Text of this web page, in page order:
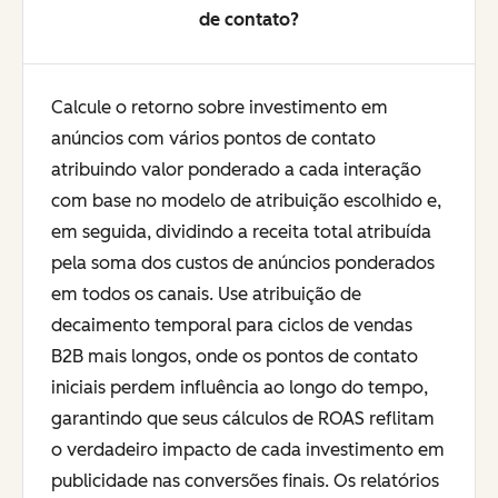
de contato?
Calcule o retorno sobre investimento em
anúncios com vários pontos de contato
atribuindo valor ponderado a cada interação
com base no modelo de atribuição escolhido e,
em seguida, dividindo a receita total atribuída
pela soma dos custos de anúncios ponderados
em todos os canais. Use atribuição de
decaimento temporal para ciclos de vendas
B2B mais longos, onde os pontos de contato
iniciais perdem influência ao longo do tempo,
garantindo que seus cálculos de ROAS reflitam
o verdadeiro impacto de cada investimento em
publicidade nas conversões finais. Os relatórios